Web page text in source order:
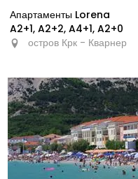
Апартаменты Lorena
A2+1, A2+2, A4+1, A2+0
остров Крк - Кварнер